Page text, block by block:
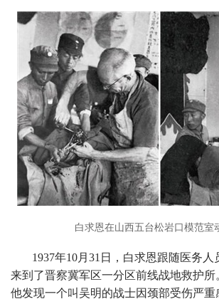
白求恩在山西五台松岩口模范室
1937年10月31日，白求恩跟随医务人
来到了晋察冀军区一分区前线战地救护所
他发现一个叫吴明的战士因颈部受伤严